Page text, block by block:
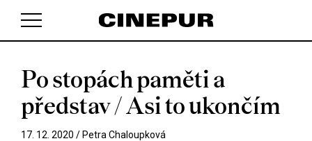
V košíku zatím nemáte žádné položky.
Po stopách paměti a
představ / Asi to ukončím
17. 12. 2020 / Petra Chaloupková